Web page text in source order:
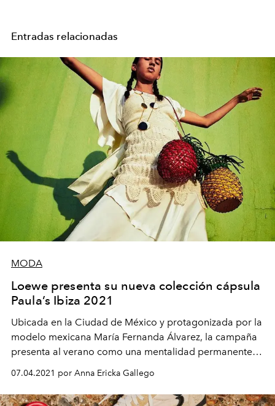
Entradas relacionadas
MODA
Loewe presenta su nueva colección cápsula
Paula’s Ibiza 2021
Ubicada en la Ciudad de México y protagonizada por la
modelo mexicana María Fernanda Álvarez, la campaña
presenta al verano como una mentalidad permanente y
no solo una temporada.
07.04.2021 por Anna Ericka Gallego